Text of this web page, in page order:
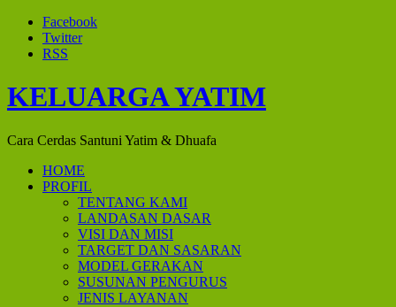
Facebook
Twitter
RSS
KELUARGA YATIM
Cara Cerdas Santuni Yatim & Dhuafa
HOME
PROFIL
TENTANG KAMI
LANDASAN DASAR
VISI DAN MISI
TARGET DAN SASARAN
MODEL GERAKAN
SUSUNAN PENGURUS
JENIS LAYANAN